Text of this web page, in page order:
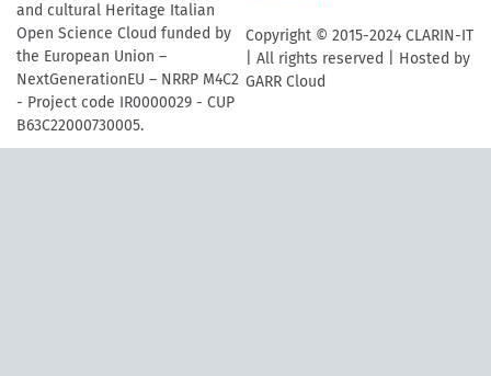
and cultural Heritage Italian
Open Science Cloud funded by
the European Union –
NextGenerationEU – NRRP M4C2
- Project code IR0000029 - CUP
B63C22000730005.
Copyright © 2015-2024 CLARIN-IT
| All rights reserved | Hosted by
GARR Cloud